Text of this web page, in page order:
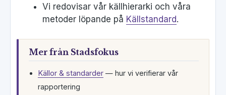
Vi redovisar vår källhierarki och våra
metoder löpande på Källstandard.
Mer från Stadsfokus
Källor & standarder — hur vi verifierar vår
rapportering